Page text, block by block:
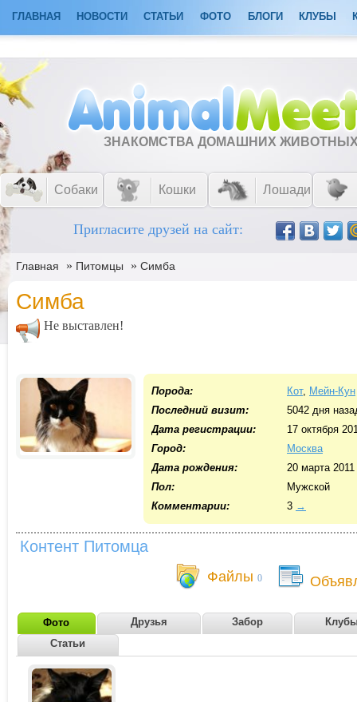
ГЛАВНАЯ НОВОСТИ СТАТЬИ ФОТО БЛОГИ КЛУБЫ
ЗНАКОМСТВА ДОМАШНИХ
Собаки Кошки Лошади
Пригласите друзей на сайт:
Главная » Питомцы » Симба
Симба
Не выставлен!
Порода: Кот, Мейн-Кун
Последний визит:
5042 дня
Дата регистрации:
17 октября
Город:
Москва
Дата рождения:
20 марта 2011
Пол:
Мужской
Комментарии:
3 →
Контент Питомца
Файлы 0
Фото Друзья Забор
Статьи